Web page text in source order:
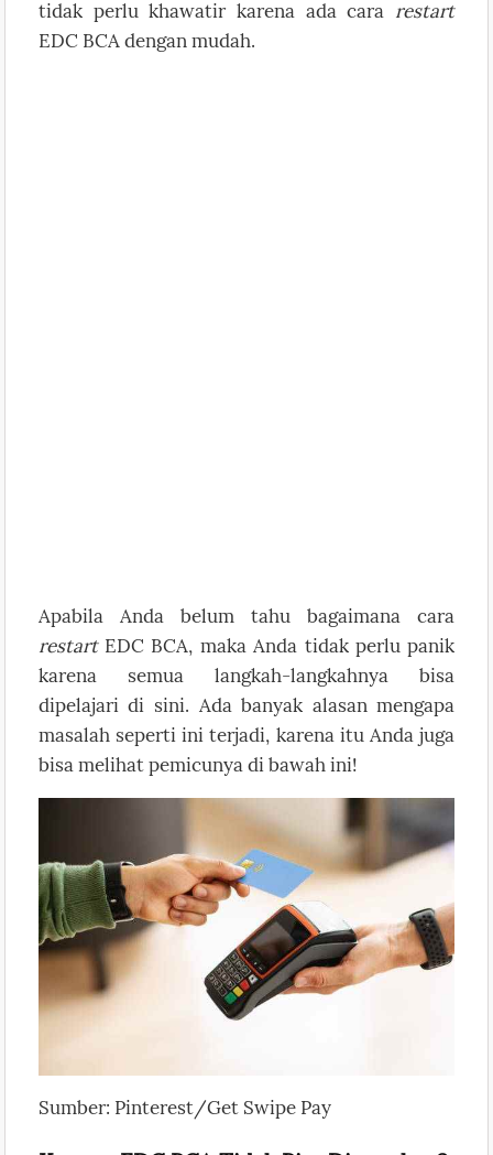
tidak perlu khawatir karena ada cara
restart
EDC BCA dengan mudah.
Apabila Anda belum tahu bagaimana cara
restartEDC BCA, maka Anda tidak perlu panik
karena semua langkah-langkahnya bisa
dipelajari di sini. Ada banyak alasan mengapa
masalah seperti ini terjadi, karena itu Anda juga
bisa melihat pemicunya di bawah ini!
Sumber: Pinterest/Get Swipe Pay